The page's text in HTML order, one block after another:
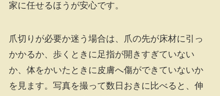
家に任せるほうが安心です。
爪切りが必要か迷う場合は、爪の先が床材に引っ
かかるか、歩くときに足指が開きすぎていない
か、体をかいたときに皮膚へ傷ができていないか
を見ます。写真を撮って数日おきに比べると、伸